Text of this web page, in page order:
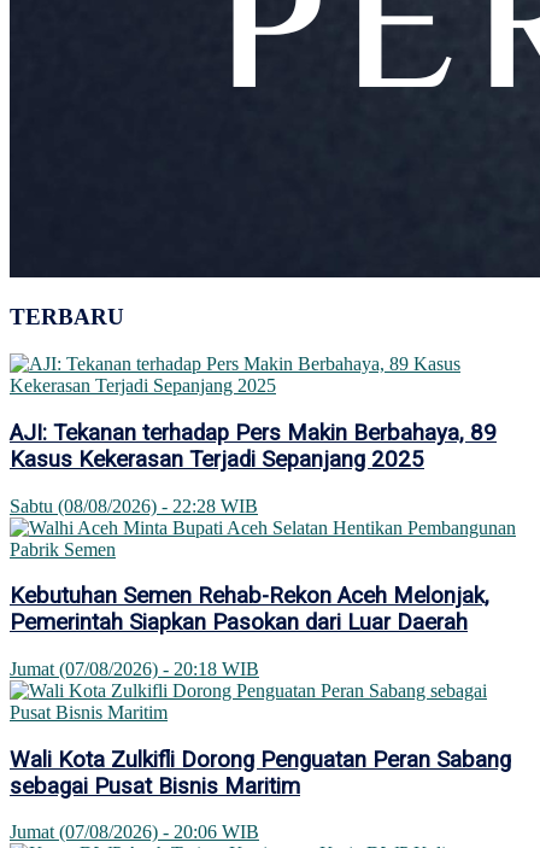
TERBARU
AJI: Tekanan terhadap Pers Makin Berbahaya, 89
Kasus Kekerasan Terjadi Sepanjang 2025
Sabtu (08/08/2026) - 22:28 WIB
Kebutuhan Semen Rehab-Rekon Aceh Melonjak,
Pemerintah Siapkan Pasokan dari Luar Daerah
Jumat (07/08/2026) - 20:18 WIB
Wali Kota Zulkifli Dorong Penguatan Peran Sabang
sebagai Pusat Bisnis Maritim
Jumat (07/08/2026) - 20:06 WIB